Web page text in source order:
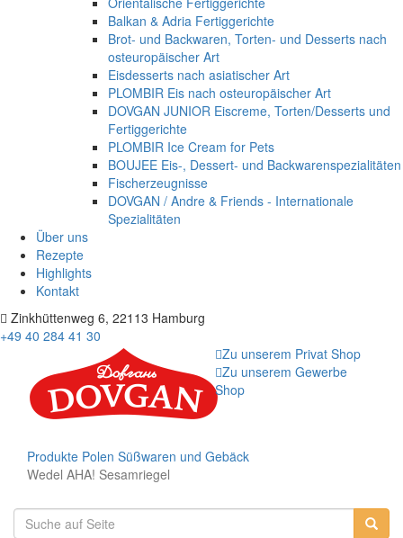
Balkan & Adria Fertiggerichte
Brot- und Backwaren, Torten- und Desserts nach
osteuropäischer Art
Eisdesserts nach asiatischer Art
PLOMBIR Eis nach osteuropäischer Art
DOVGAN JUNIOR Eiscreme, Torten/Desserts und
Fertiggerichte
PLOMBIR Ice Cream for Pets
BOUJEE Eis-, Dessert- und Backwarenspezialitäten
Fischerzeugnisse
DOVGAN / Andre & Friends - Internationale
Spezialitäten
Über uns
Rezepte
Highlights
Kontakt
Zinkhüttenweg 6, 22113 Hamburg
+49 40 284 41 30
Zu unserem Privat Shop
Zu unserem Gewerbe
Shop
Produkte Polen Süßwaren und Gebäck
Wedel AHA! Sesamriegel